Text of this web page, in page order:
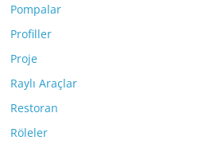
Pompalar
Profiller
Proje
Raylı Araçlar
Restoran
Röleler